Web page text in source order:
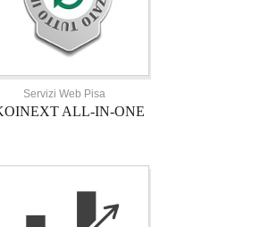
Servizi Web Pisa
ALL-IN-ONE